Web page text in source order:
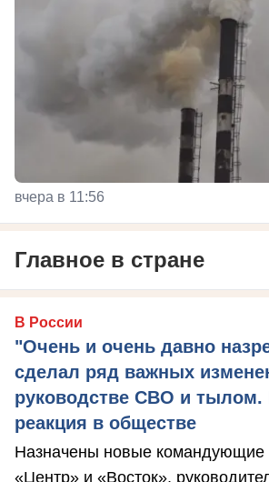
вчера в 11:56
Главное в стране
В России
"Очень и очень давно
сделал ряд важных
руководстве СВО и тылом.
реакция в обществе
Назначены новые командующие
«Центр» и «Восток»,